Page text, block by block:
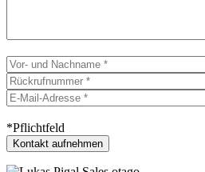
*Pflichtfeld